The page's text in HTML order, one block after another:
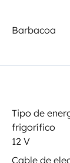
Barbacoa
Tipo de
frigorífico
12 V
Cable de